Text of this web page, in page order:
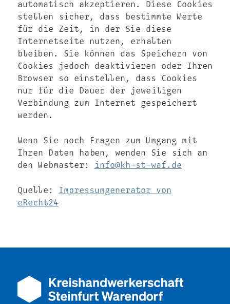
automatisch akzeptieren. Diese Cookies
stellen sicher, dass bestimmte Werte
für die Zeit, in der Sie diese
Internetseite nutzen, erhalten
bleiben. Sie können das Speichern von
Cookies jedoch deaktivieren oder Ihren
Browser so einstellen, dass Cookies
nur für die Dauer der jeweiligen
Verbindung zum Internet gespeichert
werden.
Wenn Sie noch Fragen zum Umgang mit
Ihren Daten haben, wenden Sie sich an
den Webmaster:
info@kh-st-waf.de
Quelle:
Impressumgenerator von
eRecht24